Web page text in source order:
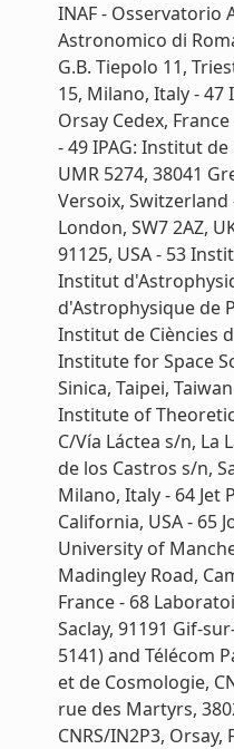
INAF - Osservatorio
Astronomico di
G.B. Tiepolo 11,
15, Milano, Italy -
Orsay Cedex,
- 49 IPAG: Institut
UMR 5274, 38041
Versoix,
London, SW7 2AZ,
91125, USA - 53
Institut
d'Astrophysique de
Institut de Ciències
Institute for Space
Sinica, Taipei,
Institute of
C/Vía Láctea s/n, La
de los Castros s/n,
Milano, Italy - 64
California, USA - 65
University of
Madingley Road,
France - 68
Saclay, 91191 Gif-
5141) and Télécom
et de Cosmologie,
rue des Martyrs,
CNRS/IN2P3,